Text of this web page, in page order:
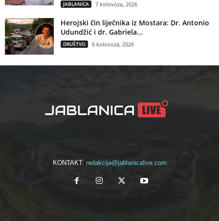
JABLANICA 7 kolovoza, 2026
Herojski čin liječnika iz Mostara: Dr. Antonio
Udundžić i dr. Gabriela...
DRUŠTVO 6 kolovoza, 2026
KONTAKT: redakcija@jablanicalive.com